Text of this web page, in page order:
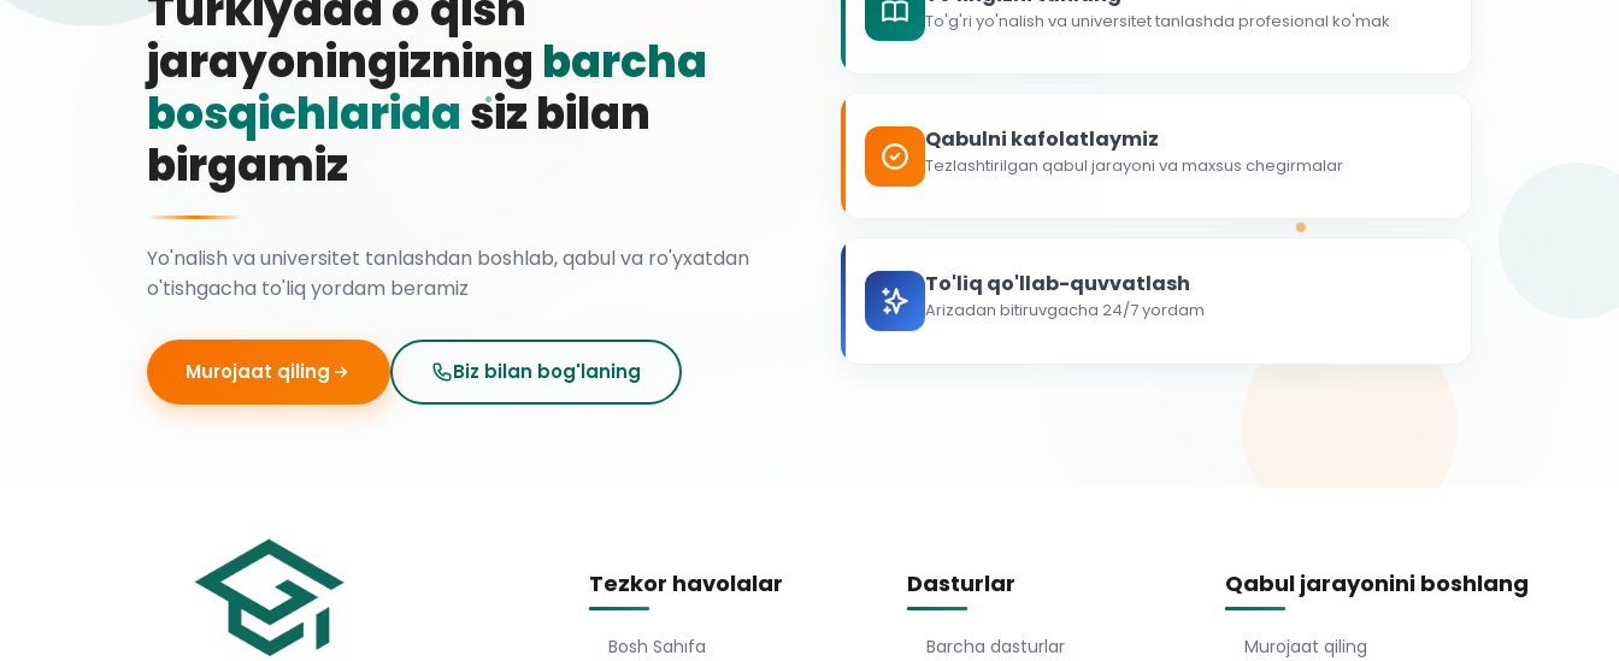
jarayoningizning barcha
bosqichlaridasiz bilan
birgamiz
Yo'nalish va universitet tanlashdan boshlab, qabul va ro'yxatdan
o'tishgacha to'liq yordam beramiz
Murojaat qiling Biz bilan bog'laning
To'g'ri yo'nalish va universitet tanlashda profesional ko'mak
Qabulni kafolatlaymiz
Tezlashtirilgan qabul jarayoni va maxsus chegirmalar
To'liq qo'llab-quvvatlash
Arizadan bitiruvgacha 24/7 yordam
Tezkor havolalar
Bosh Sahıfa
Dasturlar
Barcha dasturlar
Qabul jarayonini boshlang
Murojaat qiling